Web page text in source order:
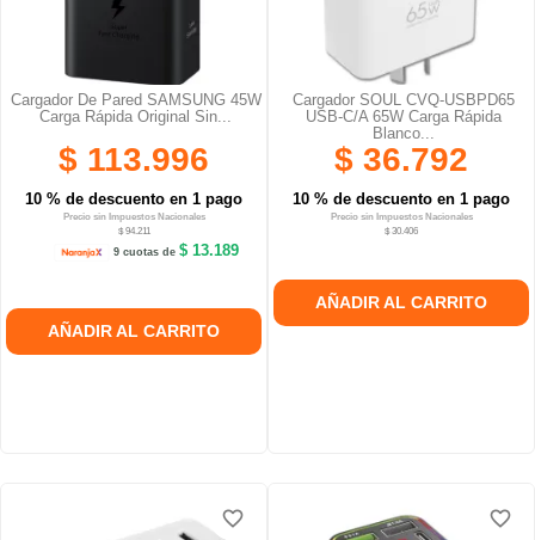
Cargador De Pared SAMSUNG 45W
Carga Rápida Original Sin...
$ 113.996
10 % de descuento en 1 pago
Precio sin Impuestos Nacionales
$ 94.211
9 cuotas de$ 13.189
AÑADIR AL CARRITO
Cargador SOUL CVQ-USBPD65
USB-C/A 65W Carga Rápida
Blanco...
$ 36.792
10 % de descuento en 1 pago
Precio sin Impuestos Nacionales
$ 30.406
AÑADIR AL CARRITO
favorite_border
favorite_border
favorite_border favorite_border
favorite_border
favorite_border